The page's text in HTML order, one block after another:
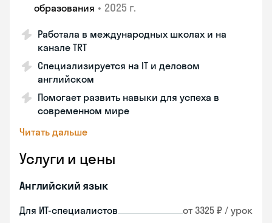
образования • 2025 г.
Работала в международных школах и на
канале TRT
Специализируется на IT и деловом
английском
Помогает развить навыки для успеха в
современном мире
Читать дальше
Услуги и цены
Английский язык
Для ИТ-специалистов от 3325 ₽ / урок